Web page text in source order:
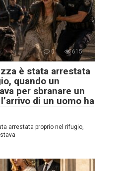
0 615
è stata arrestata
quando un
per sbranare un
di un uomo ha
arrestata proprio nel rifugio,